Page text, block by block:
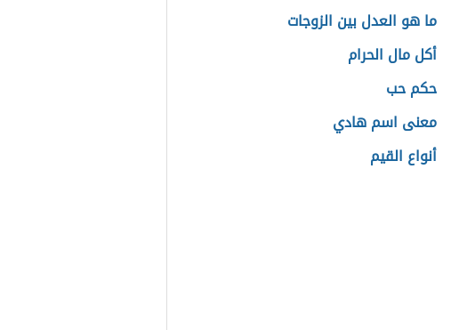
ما هو العدل بين الزوجات
أكل مال الحرام
حكم حب
معنى اسم هادي
أنواع القيم